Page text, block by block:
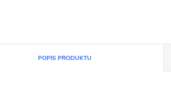
POPIS PRODUKTU